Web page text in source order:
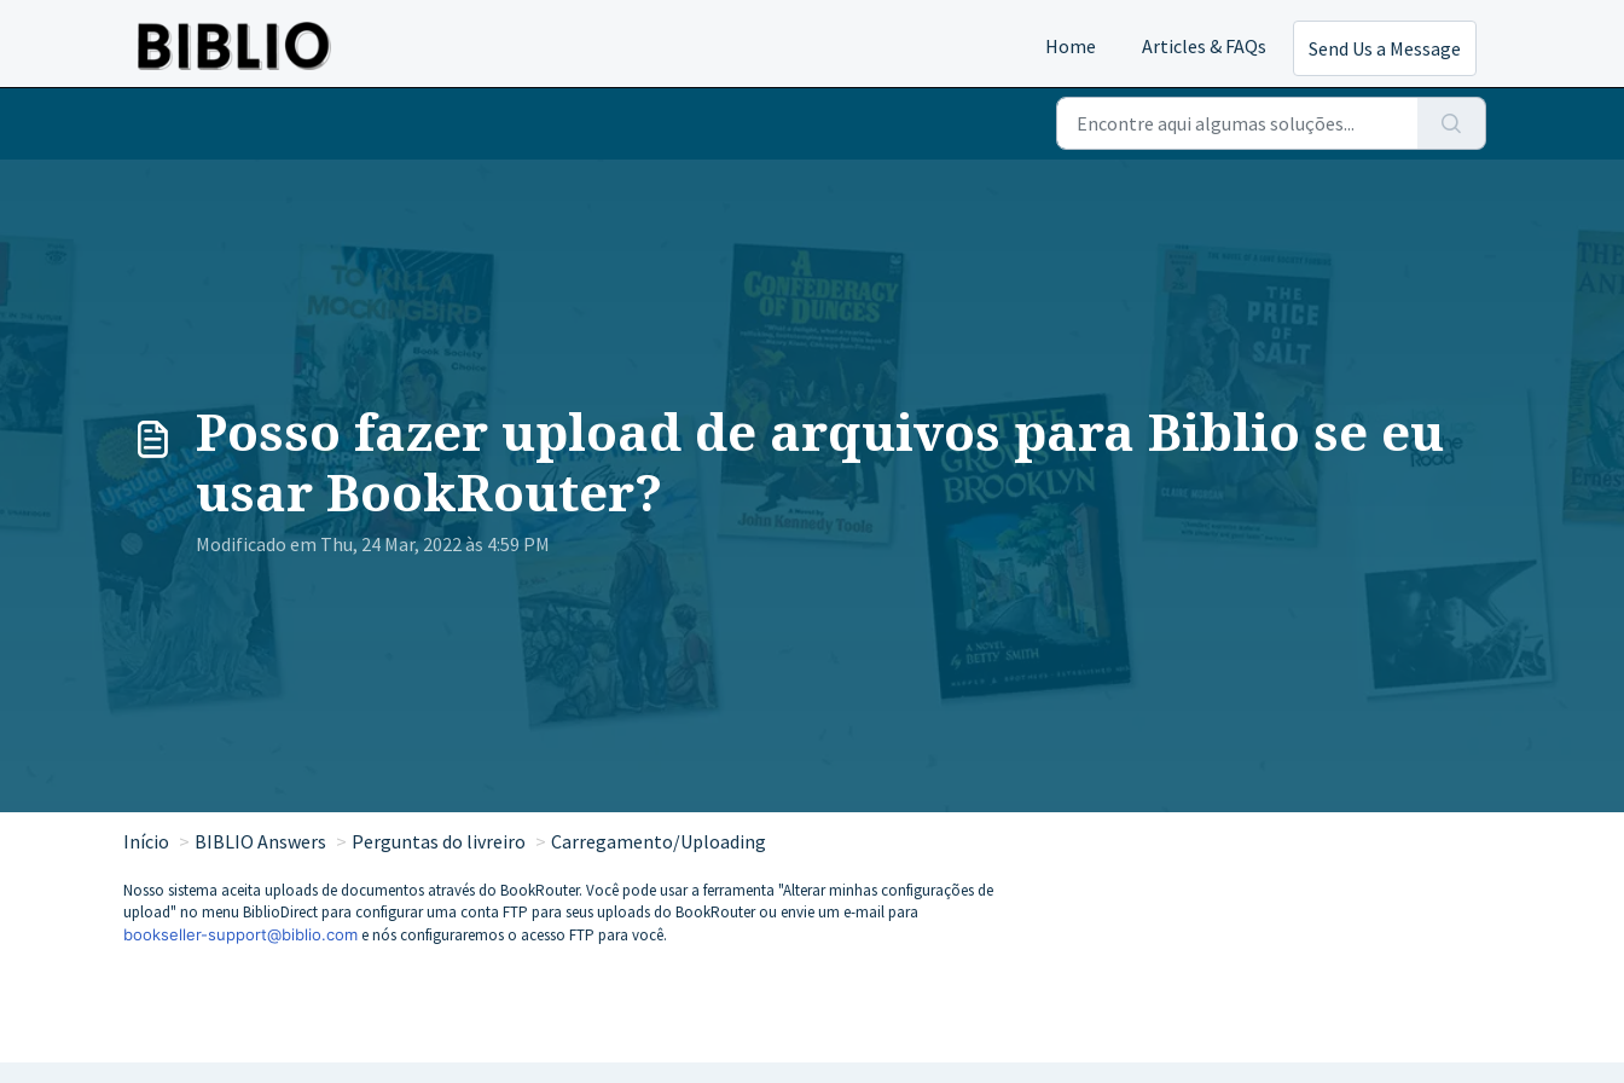
Home
Articles & FAQs Send Us a Message
Posso fazer upload de arquivos para Biblio se eu
usar BookRouter?
Modificado em Thu, 24 Mar, 2022 às 4:59 PM
Início BIBLIO Answers Perguntas do livreiro Carregamento/Uploading
Nosso sistema aceita uploads de documentos através do BookRouter. Você pode usar a ferramenta "Alterar minhas configurações de
upload" no menu BiblioDirect para configurar uma conta FTP para seus uploads do BookRouter ou envie um e-mail para
bookseller-support@biblio.come nós configuraremos o acesso FTP para você.